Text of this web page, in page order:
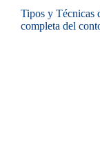
Tipos y Técnicas
completa del